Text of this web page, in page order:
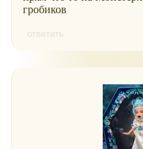
гробиков
ответить